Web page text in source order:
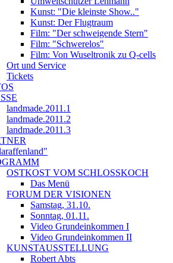
Kunst: "Die kleinste Show.."
Kunst: Der Flugtraum
Film: "Der schweigende Stern"
Film: "Schwerelos"
Film: Von Wuseltronik zu Q-cells
Ort und Service
Tickets
landmade.2011.1
landmade.2011.2
landmade.2011.3
OSTKOST VOM SCHLOSSKOCH
Das Menü
FORUM DER VISIONEN
Samstag, 31.10.
Sonntag, 01.11.
Video Grundeinkommen I
Video Grundeinkommen II
KUNSTAUSSTELLUNG
Robert Abts